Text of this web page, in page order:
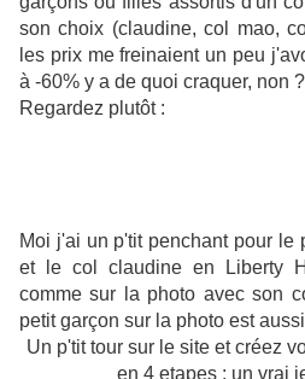
son choix (claudine, col mao,
les prix me freinaient un peu
à -60% y a de quoi craquer, non
Regardez plutôt :
Moi j'ai un p'tit penchant pour le
et le col claudine en Liberty
comme sur la photo avec son
petit garçon sur la photo est
Un p'tit tour sur le site et créez
en 4 etapes : un vrai